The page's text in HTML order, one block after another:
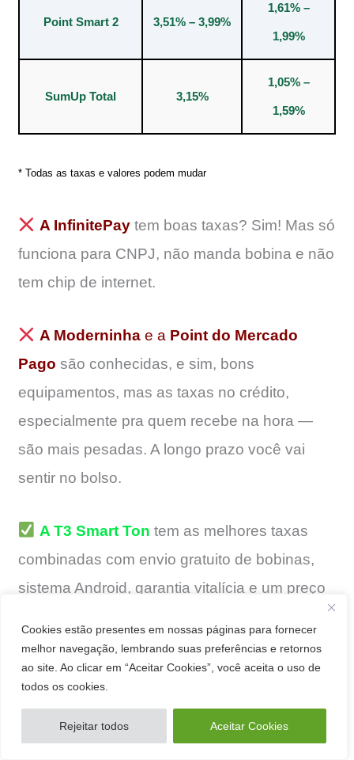
Cookies estão presentes em nossas páginas para fornecer
melhor navegação, lembrando suas preferências e retornos
ao site. Ao clicar em “Aceitar Cookies”, você aceita o uso de
todos os cookies.
Rejeitar todos Aceitar Cookies
Point Smart 2 3,51% – 3,99%
1,61% –
1,99%
SumUp Total 3,15%
1,05% –
1,59%
* Todas as taxas e valores podem mudar
A InfinitePaytem boas taxas? Sim! Mas só
funciona para CNPJ, não manda bobina e não
tem chip de internet.
A Moderninhae a Point do Mercado
Pago são conhecidas, e sim, bons
equipamentos, mas as taxas no crédito,
especialmente pra quem recebe na hora —
são mais pesadas. A longo prazo você vai
sentir no bolso.
A T3 Smart Ton tem as melhores taxas
combinadas com envio gratuito de bobinas,
sistema Android, garantia vitalícia e um preço